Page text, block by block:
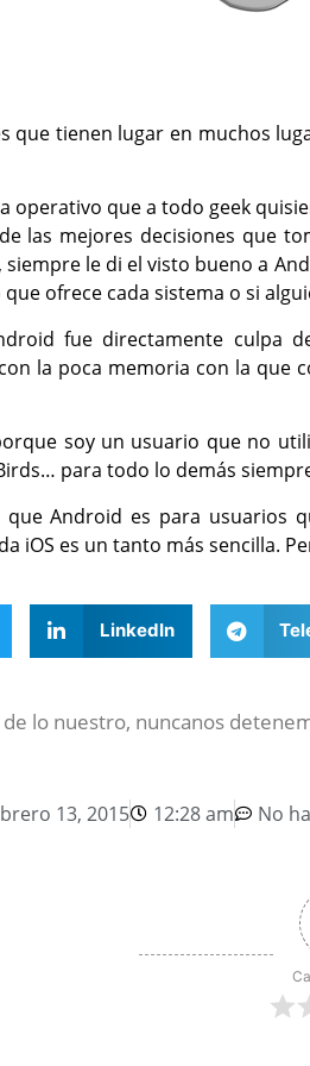
que tienen lugar en muchos
operativo que a todo geek
las mejores decisiones que
le di el visto bueno a
ofrece cada sistema o si
fue directamente
la poca memoria con la que
soy un usuario que no
para todo lo demás
Android es para usuarios
iOS es un tanto más sencilla.
LinkedIn
lo nuestro, nuncanos
13, 2015 12:28 am No